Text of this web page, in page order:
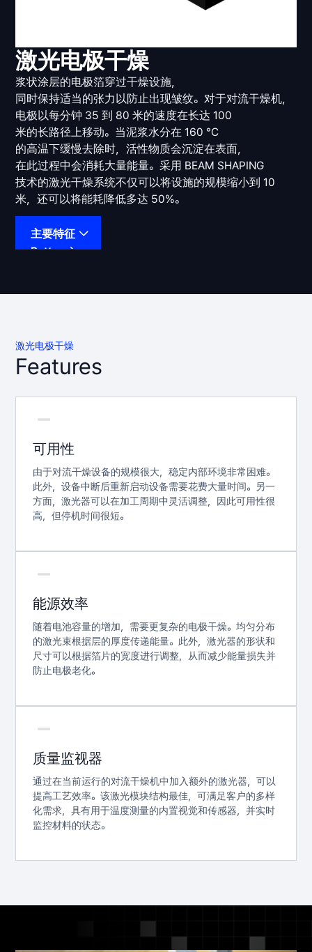
激光电极干燥
浆状涂层的电极箔穿过干燥设施，
同时保持适当的张力以防止出现皱纹。对于对流干燥机，
电极以每分钟 35 到 80 米的速度在长达 100
米的长路径上移动。当泥浆水分在 160 °C
的高温下缓慢去除时，活性物质会沉淀在表面，
在此过程中会消耗大量能量。采用 BEAM SHAPING
技术的激光干燥系统不仅可以将设施的规模缩小到 10
米，还可以将能耗降低多达 50%。
主要特征
Button
激光电极干燥
Features
可用性
由于对流干燥设备的规模很大，稳定内部环境非常困难。
此外，设备中断后重新启动设备需要花费大量时间。另一
方面，激光器可以在加工周期中灵活调整，因此可用性很
高，但停机时间很短。
能源效率
随着电池容量的增加，需要更复杂的电极干燥。均匀分布
的激光束根据层的厚度传递能量。此外，激光器的形状和
尺寸可以根据箔片的宽度进行调整，从而减少能量损失并
防止电极老化。
质量监视器
通过在当前运行的对流干燥机中加入额外的激光器，可以
提高工艺效率。该激光模块结构最佳，可满足客户的多样
化需求，具有用于温度测量的内置视觉和传感器，并实时
监控材料的状态。